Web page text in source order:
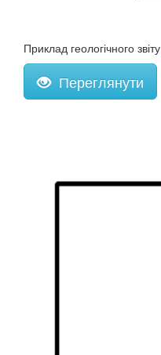
Приклад геологічного звіту
Переглянути